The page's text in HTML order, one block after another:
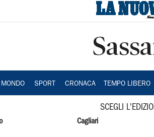
SPORT CRONACA TEMPO LIBERO
SCEGLI
Cagliari